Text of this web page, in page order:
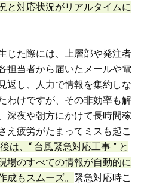
と対応状況がリアルタイムに
じた際には、上層部や発注者
担当者から届いたメールや電
返し、人力で情報を集約しな
わけですが、その非効率も解
深夜や朝方にかけて長時間稼
え疲労がたまってミスも起こ
は、“ 台風緊急対応工事 ” と
場のすべての情報が自動的に
成もスムーズ。 緊急対応時こ